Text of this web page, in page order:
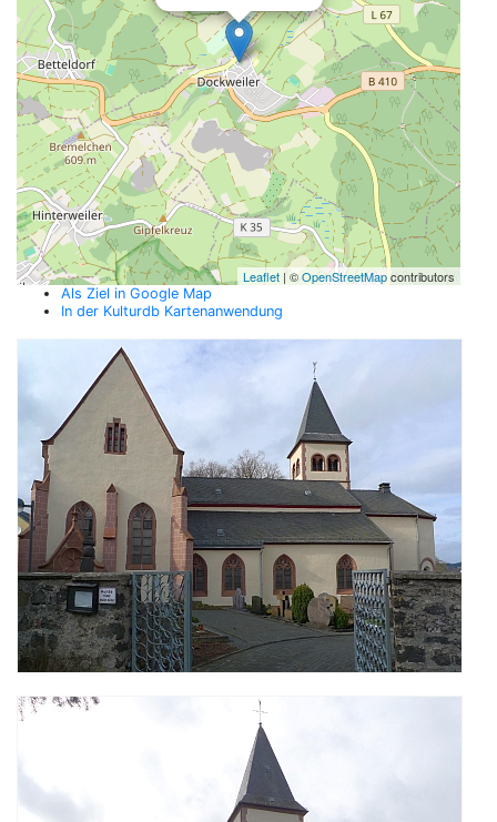
Leaflet | ©OpenStreetMapcontributors
Als Ziel in Google Map
In der Kulturdb Kartenanwendung